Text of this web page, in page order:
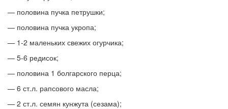
— половина пучка петрушки;
— половина пучка укропа;
— 1-2 маленьких свежих огурчика;
— 5-6 редисок;
— половина 1 болгарского перца;
— 6 ст.л. рапсового масла;
— 2 ст.л. семян кунжута (сезама);